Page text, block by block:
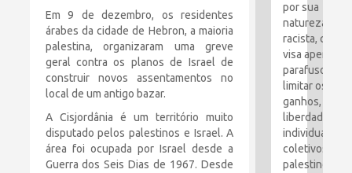
Em 9 de dezembro, os residentes
árabes da cidade de Hebron, a maioria
palestina, organizaram uma greve
geral contra os planos de Israel de
construir novos assentamentos no
local de um antigo bazar.
A Cisjordânia é um território muito
disputado pelos palestinos e Israel. A
área foi ocupada por Israel desde a
Guerra dos Seis Dias de 1967. Desde
por sua
natureza
racista, que
visa apertar
parafusos e
limitar os
ganhos,
liberdades
individuais e
coletivos dos
palestinos.